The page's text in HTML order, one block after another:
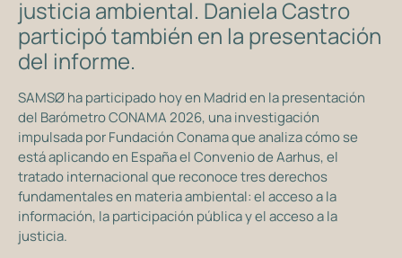
justicia ambiental. Daniela Castro
participó también en la presentación
del informe.
SAMSØ ha participado hoy en Madrid en la presentación
del Barómetro CONAMA 2026, una investigación
impulsada por Fundación Conama que analiza cómo se
está aplicando en España el Convenio de Aarhus, el
tratado internacional que reconoce tres derechos
fundamentales en materia ambiental: el acceso a la
información, la participación pública y el acceso a la
justicia.